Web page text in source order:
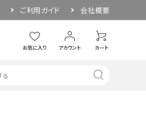
ご利用ガイド 会社概要
お気に入り アカウント カート